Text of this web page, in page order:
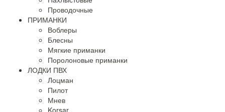
Проводочные
ПРИМАНКИ
Воблеры
Блесны
Мягкие приманки
Поролоновые приманки
ЛОДКИ ПВХ
Лоцман
Пилот
Мнев